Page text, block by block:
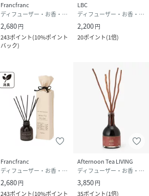
Francfranc
ディフューザー・お香・アロマオイル・キャンドル
2,680円
243ポイント(10%ポイント
バック)
LBC
ディフューザー・お香・アロマオイル・キャンドル
2,200円
20ポイント(1倍)
Francfranc
ディフューザー・お香・アロマオイル・キャンドル
2,680円
243ポイント(10%ポイント
Afternoon Tea LIVING
ディフューザー・お香・アロマオイル・キャンドル
3,850円
35ポイント(1倍)